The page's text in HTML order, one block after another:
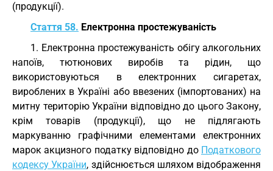
(продукції).
Стаття 58. Електронна простежуваність
1. Електронна простежуваність обігу алкогольних
напоїв, тютюнових виробів та рідин, що
використовуються в електронних сигаретах,
вироблених в Україні або ввезених (імпортованих) на
митну територію України відповідно до цього Закону,
крім товарів (продукції), що не підлягають
маркуванню графічними елементами електронних
марок акцизного податку відповідно до Податкового
кодексу України, здійснюється шляхом відображення